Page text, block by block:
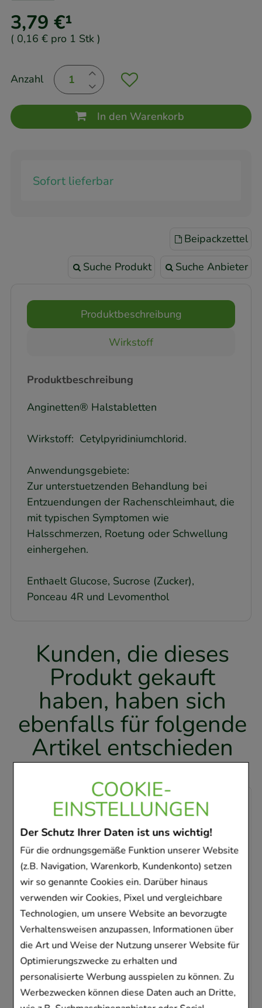
COOKIE-
EINSTELLUNGEN
Der Schutz Ihrer Daten ist uns wichtig!
Für die ordnungsgemäße Funktion unserer Website
(z.B. Navigation, Warenkorb, Kundenkonto) setzen
wir so genannte Cookies ein. Darüber hinaus
verwenden wir Cookies, Pixel und vergleichbare
Technologien, um unsere Website an bevorzugte
Verhaltensweisen anzupassen, Informationen über
die Art und Weise der Nutzung unserer Website für
Optimierungszwecke zu erhalten und
personalisierte Werbung ausspielen zu können. Zu
Werbezwecken können diese Daten auch an Dritte,
3,79 €¹
( 0,16 € pro 1 Stk )
Anzahl
In den Warenkorb
Sofort lieferbar
Beipackzettel
Suche Produkt Suche Anbieter
Produktbeschreibung
Wirkstoff
Produktbeschreibung
Anginetten® Halstabletten
Wirkstoff: Cetylpyridiniumchlorid.
Anwendungsgebiete:
Zur unterstuetzenden Behandlung bei
Entzuendungen der Rachenschleimhaut, die
mit typischen Symptomen wie
Halsschmerzen, Roetung oder Schwellung
einhergehen.
Enthaelt Glucose, Sucrose (Zucker),
Ponceau 4R und Levomenthol
Kunden, die dieses
Produkt gekauft
haben, haben sich
ebenfalls für folgende
Artikel entschieden
FORMIGRAN Filmtabletten
Filmtabletten
02195485
Sofort lieferbar